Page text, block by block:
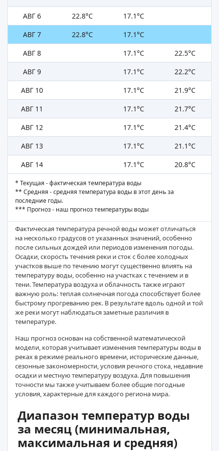
АВГ 6
22.8°C
17.1°C
АВГ 7
22.8°C
17.1°C
АВГ 8
17.1°C
22.5°C
АВГ 9
17.1°C
22.2°C
АВГ 10
17.1°C
21.9°C
АВГ 11
17.1°C
21.7°C
АВГ 12
17.1°C
21.4°C
АВГ 13
17.1°C
21.1°C
АВГ 14
17.1°C 20.8°C
* Текущая - фактическая температура воды
** Средняя - средняя температура воды в этот день за
последние годы.
*** Прогноз - наш прогноз температуры воды
Фактическая температура речной воды может отличаться
на несколько градусов от указанных значений, особенно
после сильных дождей или периодов изменения погоды.
Осадки, скорость течения реки и сток с более холодных
участков выше по течению могут существенно влиять на
температуру воды, особенно на участках с течением и в
тени. Температура воздуха и облачность также играют
важную роль: теплая солнечная погода способствует более
быстрому прогреванию рек. В результате вдоль одной и той
же реки могут наблюдаться заметные различия в
температуре.
Наш прогноз основан на собственной математической
модели, которая учитывает изменения температуры воды в
реках в режиме реального времени, исторические данные,
сезонные закономерности, условия речного стока, недавние
осадки и местную температуру воздуха. Для повышения
точности мы также учитываем более общие погодные
условия, характерные для каждого региона мира.
Диапазон температур воды
за месяц (минимальная,
максимальная и средняя)